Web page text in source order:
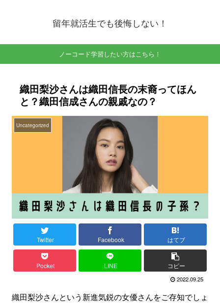
留年就活生でも後悔しない！
ノーコード学習したい方はこちら！
織田梨沙さんは織田信長の末裔ってほん
と？織田信成さんの親戚なの？
Uncategorized
Twitter Facebook はてブ
Pocket LINE コピー
2022.09.25
織田梨沙さんという新進気鋭の女優さんをご存知でしょ